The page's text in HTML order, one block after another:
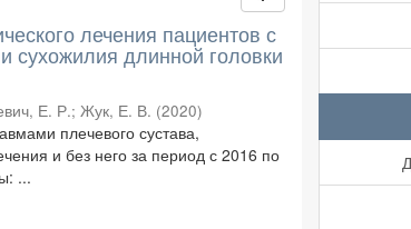
лечения пациентов с
сухожилия длинной головки
Е. Р.;Жук, Е. В. (2020)
плечевого сустава,
и без него за период с 2016 по
...